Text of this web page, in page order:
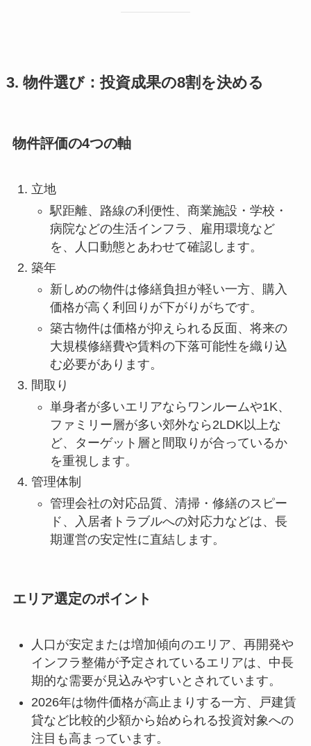
3. 物件選び：投資成果の8割を決める
物件評価の4つの軸
立地
駅距離、路線の利便性、商業施設・学校・
病院などの生活インフラ、雇用環境など
を、人口動態とあわせて確認します。
築年
新しめの物件は修繕負担が軽い一方、購入
価格が高く利回りが下がりがちです。
築古物件は価格が抑えられる反面、将来の
大規模修繕費や賃料の下落可能性を織り込
む必要があります。
間取り
単身者が多いエリアならワンルームや1K、
ファミリー層が多い郊外なら2LDK以上な
ど、ターゲット層と間取りが合っているか
を重視します。
管理体制
管理会社の対応品質、清掃・修繕のスピー
ド、入居者トラブルへの対応力などは、長
期運営の安定性に直結します。
エリア選定のポイント
人口が安定または増加傾向のエリア、再開発や
インフラ整備が予定されているエリアは、中長
期的な需要が見込みやすいとされています。
2026年は物件価格が高止まりする一方、戸建賃
貸など比較的少額から始められる投資対象への
注目も高まっています。